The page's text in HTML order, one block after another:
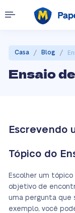
Casa / Blog /
Ensaio
Escrevendo
Tópico do
Escolher um
objetivo de
uma pergunta que
exemplo, você